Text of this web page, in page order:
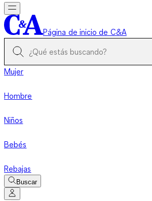
Página de inicio de C&A
Mujer
Hombre
Niños
Bebés
Rebajas
Buscar